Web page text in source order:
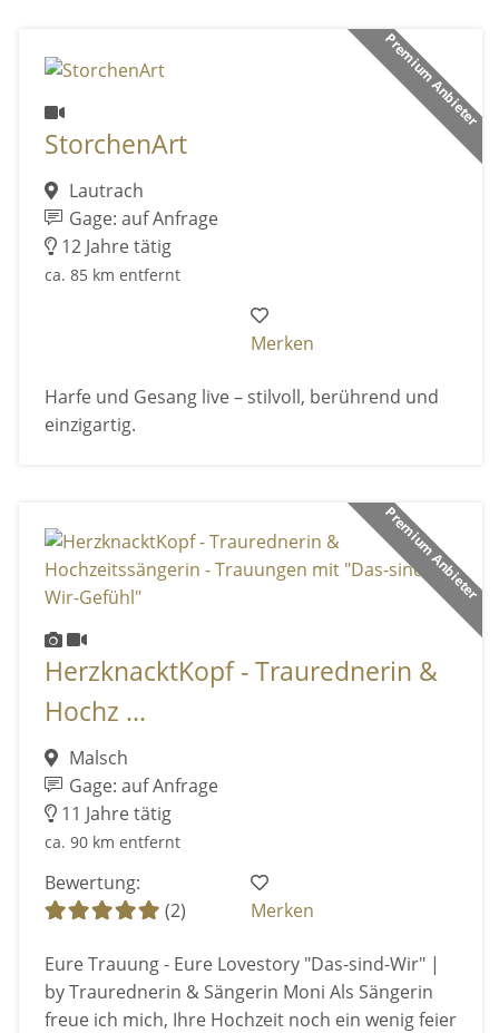
Premium Anbieter
StorchenArt
Lautrach
Gage: auf Anfrage
12 Jahre tätig
ca. 85 km entfernt
Merken
Harfe und Gesang live – stilvoll, berührend und
einzigartig.
Premium Anbieter
HerzknacktKopf - Traurednerin &
Hochz ...
Malsch
Gage: auf Anfrage
11 Jahre tätig
ca. 90 km entfernt
Bewertung:
(2)
Merken
Eure Trauung - Eure Lovestory "Das-sind-Wir" |
by Traurednerin & Sängerin Moni Als Sängerin
freue ich mich, Ihre Hochzeit noch ein wenig feier